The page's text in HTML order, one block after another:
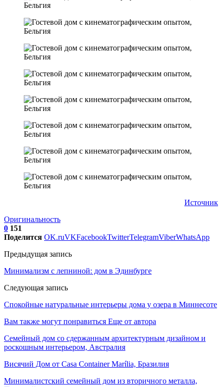
Источник
Оригинальность
0 151
Поделится OK.ruVKFacebookTwitterTelegramViberWhatsApp
Предыдущая запись
Минимализм с лепниной: дом в Эдинбурге
Следующая запись
Спокойные натуральные интерьеры дома у озера в Миннесоте
Вам также могут понравиться Еще от автора
Семейный дом со сдержанным архитектурным дизайном и
роскошным интерьером, Австралия
Висячий Дом от Casa Container Marília, Бразилия
Минималистский семейный дом из вторичного металла,